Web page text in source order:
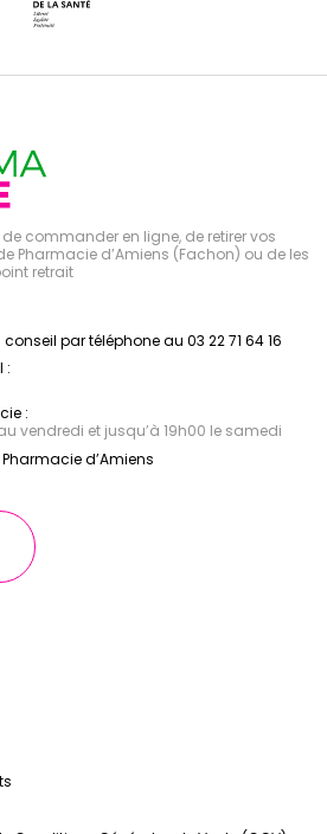
commander en ligne, de retirer vos
Pharmacie d’Amiens (Fachon) ou de les
retrait
par téléphone au 03 22 71 64 16
:
:
vendredi et jusqu’à 19h00 le samedi
d’Amiens